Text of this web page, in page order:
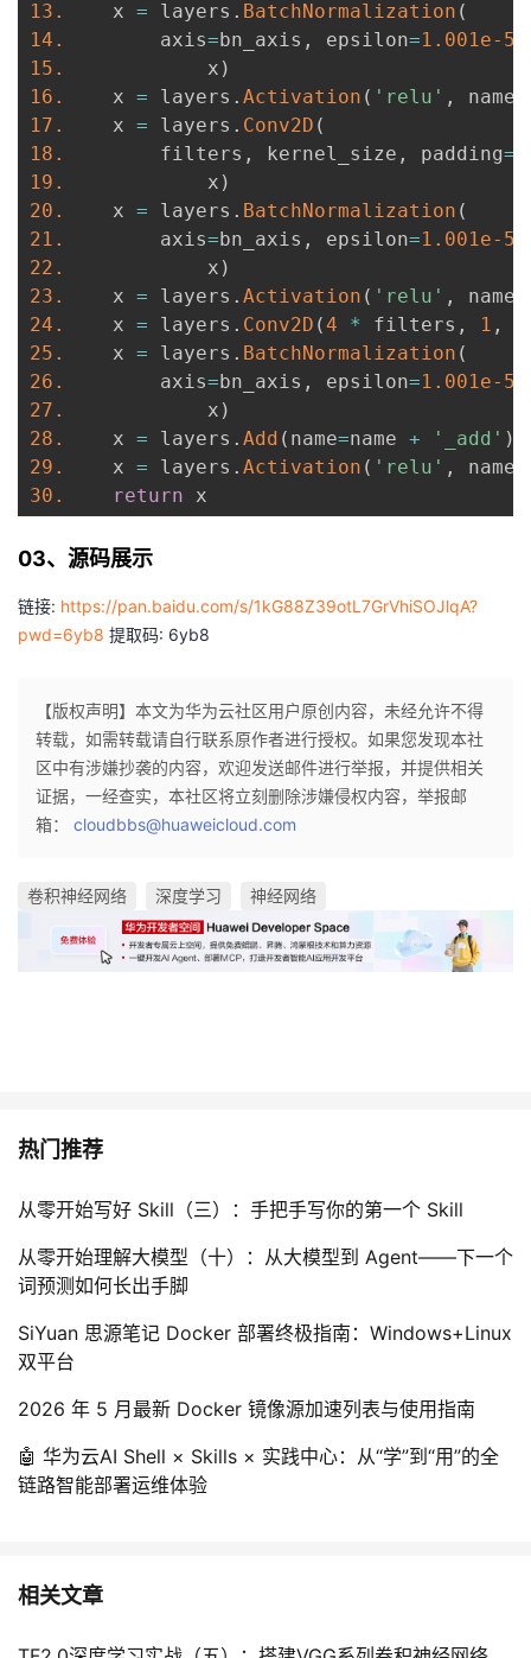
13.
    x
= layers . BatchNormalization (
14.
        axis
= bn_axis , epsilon=1.001e-5
15.
            x
)
16.
    x
= layers . Activation ( 'relu' , name
17.
    x
= layers . Conv2D (
18.
        filters
, kernel_size , padding=
19.
            x
)
20.
    x
= layers . BatchNormalization (
21.
        axis
= bn_axis , epsilon=1.001e-5
22.
            x
)
23.
    x
= layers . Activation ( 'relu' , name
24.
    x
= layers . Conv2D (4 * filters , 1 ,
25.
    x
= layers . BatchNormalization (
26.
        axis
= bn_axis , epsilon=1.001e-5
27.
            x
)
28.
    x
= layers . Add ( name=name + '_add' )
29.
    x
= layers . Activation ( 'relu' , name
30.
return x
03、源码展示
链接: https://pan.baidu.com/s/1kG88Z39otL7GrVhiSOJlqA?
pwd=6yb8 提取码: 6yb8
【版权声明】本文为华为云社区用户原创内容，未经允许不得
转载，如需转载请自行联系原作者进行授权。如果您发现本社
区中有涉嫌抄袭的内容，欢迎发送邮件进行举报，并提供相关
证据，一经查实，本社区将立刻删除涉嫌侵权内容，举报邮
箱： cloudbbs@huaweicloud.com
卷积神经网络 深度学习 神经网络
热门推荐
从零开始写好 Skill（三）：手把手写你的第一个 Skill
从零开始理解大模型（十）：从大模型到 Agent——下一个
词预测如何长出手脚
SiYuan 思源笔记 Docker 部署终极指南：Windows+Linux
双平台
2026 年 5 月最新 Docker 镜像源加速列表与使用指南
🤖 华为云AI Shell × Skills × 实践中心：从“学”到“用”的全
链路智能部署运维体验
相关文章